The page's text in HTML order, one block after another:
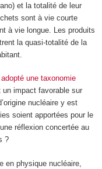
et la totalité de leur
sont à vie courte
à vie longue. Les produits
la quasi-totalité de la
adopté une taxonomie
impact favorable sur
nucléaire y est
soient apportées pour le
réflexion concertée au
?
en physique nucléaire,